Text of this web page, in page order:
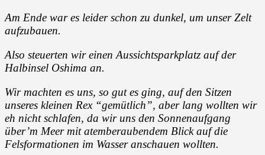
Am Ende war es leider schon zu dunkel, um unser Zelt
aufzubauen.
Also steuerten wir einen Aussichtsparkplatz auf der
Halbinsel Oshima an.
Wir machten es uns, so gut es ging, auf den Sitzen
unseres kleinen Rex “gemütlich”, aber lang wollten wir
eh nicht schlafen, da wir uns den Sonnenaufgang
über’m Meer mit atemberaubendem Blick auf die
Felsformationen im Wasser anschauen wollten.